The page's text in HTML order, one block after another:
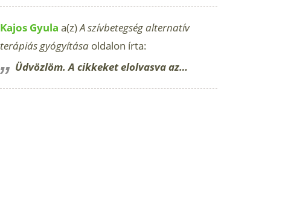
Kajos Gyula a(z)A szívbetegség alternatív
terápiás gyógyítása oldalon írta:
Üdvözlöm. A cikkeket elolvasva az…